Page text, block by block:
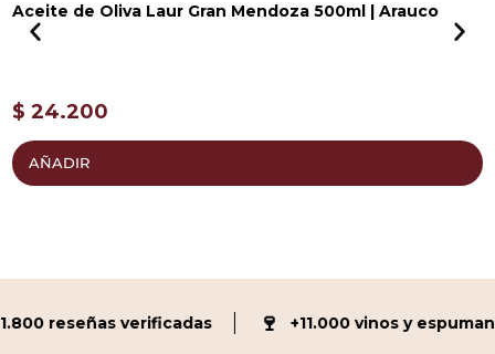
Aceite de Oliva Laur Gran Mendoza 500ml | Arauco
$ 24.200
AÑADIR
reseñas verificadas +11.000 vinos y espumante